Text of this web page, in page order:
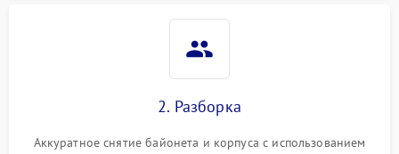
2. Разборка
Аккуратное снятие байонета и корпуса с использованием